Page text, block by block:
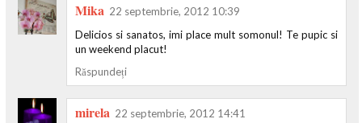
Mika 22 septembrie, 2012 10:39
Delicios si sanatos, imi place mult somonul! Te pupic si
un weekend placut!
Răspundeți
mirela 22 septembrie, 2012 14:41